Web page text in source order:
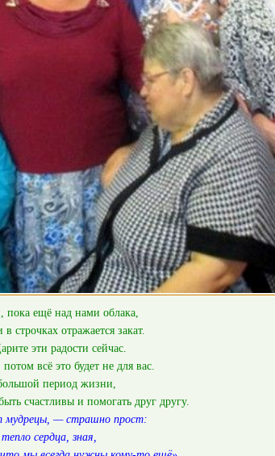
ещё над нами облака,
строчках отражается закат.
эти радости сейчас.
всё это будет не для вас.
период жизни,
счастливы и помогать друг другу.
— страшно прост:
сердца, зная,